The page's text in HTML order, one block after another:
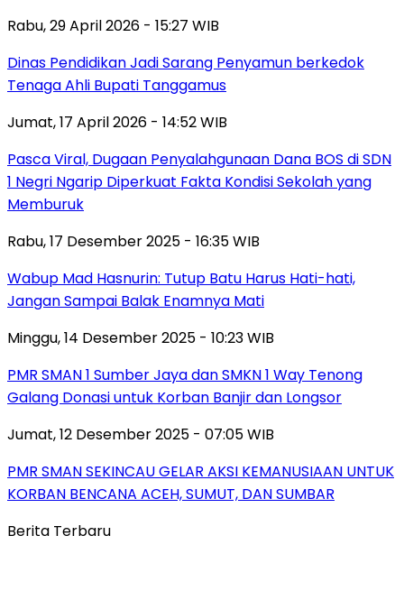
Rabu, 29 April 2026 - 15:27 WIB
Dinas Pendidikan Jadi Sarang Penyamun berkedok
Tenaga Ahli Bupati Tanggamus
Jumat, 17 April 2026 - 14:52 WIB
Pasca Viral, Dugaan Penyalahgunaan Dana BOS di SDN
1 Negri Ngarip Diperkuat Fakta Kondisi Sekolah yang
Memburuk
Rabu, 17 Desember 2025 - 16:35 WIB
Wabup Mad Hasnurin: Tutup Batu Harus Hati-hati,
Jangan Sampai Balak Enamnya Mati
Minggu, 14 Desember 2025 - 10:23 WIB
PMR SMAN 1 Sumber Jaya dan SMKN 1 Way Tenong
Galang Donasi untuk Korban Banjir dan Longsor
Jumat, 12 Desember 2025 - 07:05 WIB
PMR SMAN SEKINCAU GELAR AKSI KEMANUSIAAN UNTUK
KORBAN BENCANA ACEH, SUMUT, DAN SUMBAR
Berita Terbaru